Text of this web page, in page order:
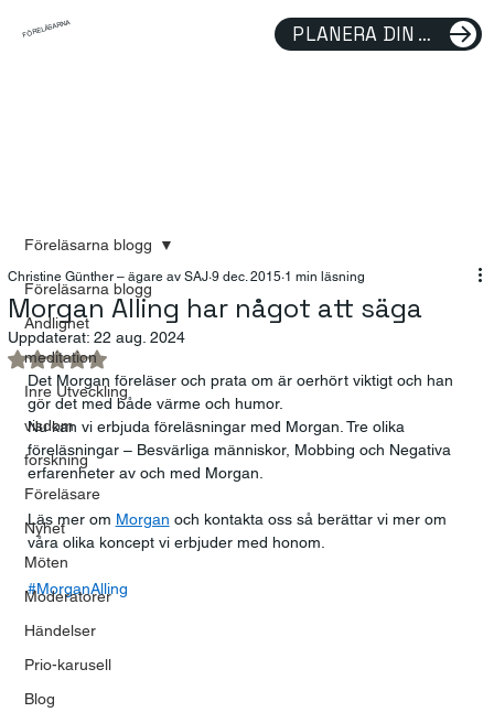
FÖRELÄSARNA PLANERA DIN FÖRELÄSNING
Föreläsarna blogg
Andlighet
meditation
Inre Utveckling
visdom
forskning
Föreläsare
Nyhet
Möten
Moderatorer
Händelser
Prio-karusell
Blog
Föreläsarna blogg
Morgan Alling har något att säga
Christine Günther – ägare av SAJ 9 dec. 2015 1 min läsning
Uppdaterat: 22 aug. 2024
Betygsatt till NaN av 5 stjärnor.
Det Morgan föreläser och prata om är oerhört viktigt och han
gör det med både värme och humor.
Nu kan vi erbjuda föreläsningar med Morgan. Tre olika
föreläsningar – Besvärliga människor, Mobbing och Negativa
erfarenheter av och med Morgan.
Läs mer om Morgan och kontakta oss så berättar vi mer om
våra olika koncept vi erbjuder med honom.
#MorganAlling